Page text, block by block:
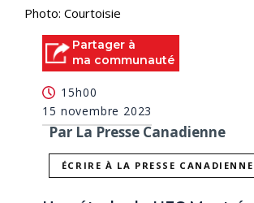
Photo: Courtoisie
Partager à
ma communauté
15h00
15 novembre 2023
Par La Presse Canadienne
ÉCRIRE À LA PRESSE CANADIENNE